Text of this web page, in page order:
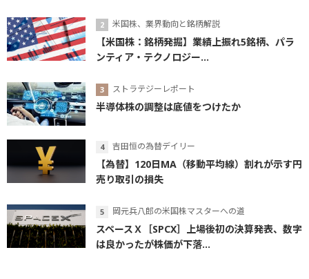
米国株、業界動向と銘柄解説
【米国株：銘柄発掘】業績上振れ5銘柄、パラ
ンティア・テクノロジー...
ストラテジーレポート
半導体株の調整は底値をつけたか
吉田恒の為替デイリー
【為替】120日MA（移動平均線）割れが示す円
売り取引の損失
岡元兵八郎の米国株マスターへの道
スペースＸ［SPCX］上場後初の決算発表、数字
は良かったが株価が下落...